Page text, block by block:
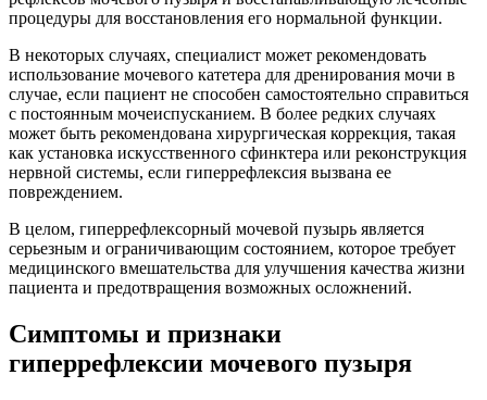
процедуры для восстановления его нормальной функции.
В некоторых случаях, специалист может рекомендовать
использование мочевого катетера для дренирования мочи в
случае, если пациент не способен самостоятельно справиться
с постоянным мочеиспусканием. В более редких случаях
может быть рекомендована хирургическая коррекция, такая
как установка искусственного сфинктера или реконструкция
нервной системы, если гиперрефлексия вызвана ее
повреждением.
В целом, гиперрефлексорный мочевой пузырь является
серьезным и ограничивающим состоянием, которое требует
медицинского вмешательства для улучшения качества жизни
пациента и предотвращения возможных осложнений.
Симптомы и признаки
гиперрефлексии мочевого пузыря